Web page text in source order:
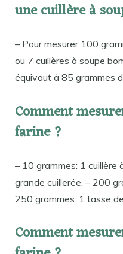
une cuillère à
– Pour mesurer 100
ou 7 cuillères à soupe
équivaut à 85 grammes
Comment
farine ?
– 10 grammes: 1 cuillère
grande cuillerée. – 200
250 grammes: 1 tasse
Comment